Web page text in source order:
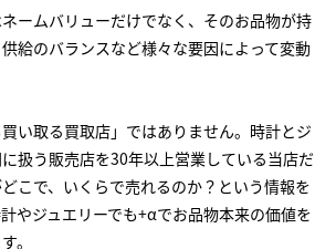
ームバリューだけでなく、そのお品物が持
給のバランスなど様々な要因によって変動
い取る買取店」ではありません。時計とジ
扱う販売店を30年以上営業している当店だ
こで、いくらで売れるのか？という情報を
やジュエリーでも+αでお品物本来の価値を
。